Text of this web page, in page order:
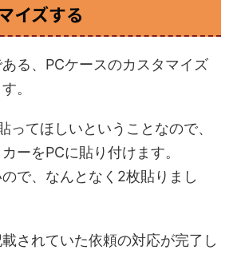
イズする
る、PCケースのカスタマイズ
。
ってほしいということなので、
ーをPCに貼り付けます。
で、なんとなく2枚貼りまし
されていた依頼の対応が完了し